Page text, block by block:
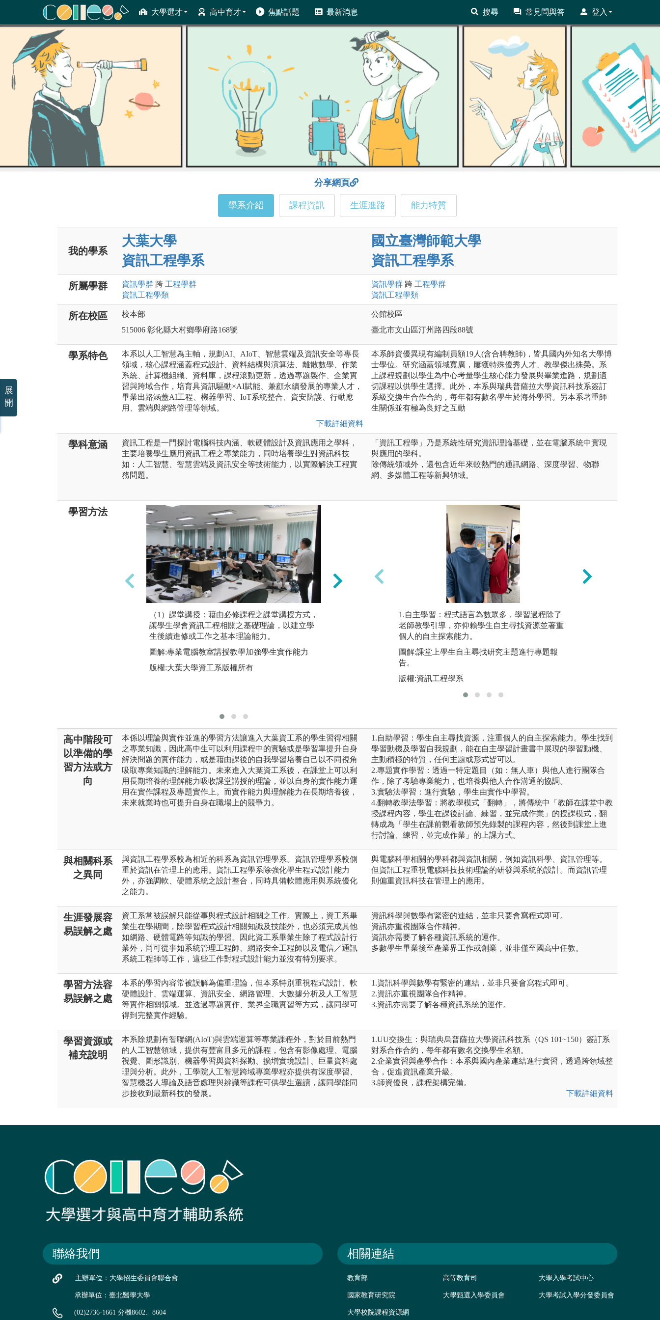
大學選才 高中育才 焦點話題 最新消息 搜尋 常見問與答 登入
ColleGo! 大學選才與高中育才輔助系統
分享網頁
學系介紹 課程資訊 生涯進路 能力特質
我的學系
大葉大學
資訊工程學系
國立臺灣師範大學
資訊工程學系
所屬學群 資訊學群 跨 工程學群
資訊工程學類
資訊學群 跨 工程學群
資訊工程學類
所在校區
校本部
515006 彰化縣大村鄉學府路168號
公館校區
臺北市文山區汀州路四段88號
學系特色
本系以人工智慧為主軸，規劃AI、AIoT、智慧雲端及資訊安全等專長
領域，核心課程涵蓋程式設計、資料結構與演算法、離散數學、作業
系統、計算機組織、資料庫，課程滾動更新，透過專題製作、企業實
習與跨域合作，培育具資訊驅動×AI賦能、兼顧永續發展的專業人才，
畢業出路涵蓋AI工程、機器學習、IoT系統整合、資安防護、行動應
用、雲端與網路管理等領域。
下載詳細資料
本系師資優異現有編制員額19人(含合聘教師)，皆具國內外知名大學博
士學位。研究涵蓋領域寬廣，屢獲特殊優秀人才、教學傑出殊榮。系
上課程規劃以學生為中心考量學生核心能力發展與畢業進路，規劃適
切課程以供學生選擇。此外，本系與瑞典普薩拉大學資訊科技系簽訂
系級交換生合作合約，每年都有數名學生於海外學習。另本系著重師
生關係並有極為良好之互動
學科意涵
資訊工程是一門探討電腦科技內涵、軟硬體設計及資訊應用之學科，
主要培養學生應用資訊工程之專業能力，同時培養學生對資訊科技
如：人工智慧、智慧雲端及資訊安全等技術能力，以實際解決工程實
務問題。
「資訊工程學」乃是系統性研究資訊理論基礎，並在電腦系統中實現
與應用的學科。
除傳統領域外，還包含近年來較熱門的通訊網路、深度學習、物聯
網、多媒體工程等新興領域。
學習方法
（1）課堂講授：藉由必修課程之課堂講授方式，
讓學生學會資訊工程相關之基礎理論，以建立學
生後續進修或工作之基本理論能力。
圖解:專業電腦教室講授教學加強學生實作能力
版權:大葉大學資工系版權所有
（2）實作學習：透過實習課程與專題實作，讓學
生經由實際動手練習以獲得實務經驗，並驗證習
得之相關課程理論。
圖解:鼓勵學生參與競賽活動加強實務經驗
版權:大葉大學資工系版權所有
1.自主學習：程式語言為數眾多，學習過程除了
老師教學引導，亦仰賴學生自主尋找資源並著重
個人的自主探索能力。
圖解:課堂上學生自主尋找研究主題進行專題報
告。
版權:資訊工程學系
高中階段可
以準備的學
習方法或方
向
本係以理論與實作並進的學習方法讓進入大葉資工系的學生習得相關
之專業知識，因此高中生可以利用課程中的實驗或是學習單提升自身
解決問題的實作能力，或是藉由課後的自我學習培養自己以不同視角
吸取專業知識的理解能力。未來進入大葉資工系後，在課堂上可以利
用長期培養的理解能力吸收課堂講授的理論，並以自身的實作能力運
用在實作課程及專題實作上。而實作能力與理解能力在長期培養後，
未來就業時也可提升自身在職場上的競爭力。
1.自助學習：學生自主尋找資源，注重個人的自主探索能力。學生找到
學習動機及學習自我規劃，能在自主學習計畫書中展現的學習動機、
主動積極的特質，任何主題或形式皆可以。
2.專題實作學習：透過一特定題目（如：無人車）與他人進行團隊合
作，除了考驗專業能力，也培養與他人合作溝通的協調。
3.實驗法學習：進行實驗，學生由實作中學習。
4.翻轉教學法學習：將教學模式「翻轉」，將傳統中「教師在課堂中教
授課程內容，學生在課後討論、練習，並完成作業」的授課模式，翻
轉成為「學生在課前觀看教師預先錄製的課程內容，然後到課堂上進
行討論、練習，並完成作業」的上課方式。
與相關科系
之異同
與資訊工程學系較為相近的科系為資訊管理學系。資訊管理學系較側
重於資訊在管理上的應用。資訊工程學系除強化學生程式設計能力
外，亦強調軟、硬體系統之設計整合，同時具備軟體應用與系統優化
之能力。
與電腦科學相關的學科都與資訊相關，例如資訊科學、資訊管理等。
但資訊工程重視電腦科技技術理論的研發與系統的設計。而資訊管理
則偏重資訊科技在管理上的應用。
生涯發展容
易誤解之處
資工系常被誤解只能從事與程式設計相關之工作。實際上，資工系畢
業生在學期間，除學習程式設計相關知識及技能外，也必須完成其他
如網路、硬體電路等知識的學習。因此資工系畢業生除了程式設計行
業外，尚可從事如系統管理工程師、網路安全工程師以及電信／通訊
系統工程師等工作，這些工作對程式設計能力並沒有特別要求。
資訊科學與數學有緊密的連結，並非只要會寫程式即可。
資訊亦重視團隊合作精神。
資訊亦需要了解各種資訊系統的運作。
多數學生畢業後至產業界工作或創業，並非僅至國高中任教。
學習方法容
易誤解之處
本系的學習內容常被誤解為偏重理論，但本系特別重視程式設計、軟
硬體設計、雲端運算、資訊安全、網路管理、大數據分析及人工智慧
等實作相關領域。並透過專題實作、業界全職實習等方式，讓同學可
得到完整實作經驗。
1.資訊科學與數學有緊密的連結，並非只要會寫程式即可。
2.資訊亦重視團隊合作精神。
3.資訊亦需要了解各種資訊系統的運作。
學習資源或
補充說明
本系除規劃有智聯網(AIoT)與雲端運算等專業課程外，對於目前熱門
的人工智慧領域，提供有豐富且多元的課程，包含有影像處理、電腦
視覺、圖形識別、機器學習與資料探勘、擴增實境設計、巨量資料處
理與分析。此外，工學院人工智慧跨域專業學程亦提供有深度學習、
智慧機器人導論及語音處理與辨識等課程可供學生選讀，讓同學能同
步接收到最新科技的發展。
1.UU交換生：與瑞典烏普薩拉大學資訊科技系（QS 101~150）簽訂系
對系合作合約，每年都有數名交換學生名額。
2.企業實習與產學合作：本系與國內產業連結進行實習，透過跨領域整
合，促進資訊產業升級。
3.師資優良，課程架構完備。
下載詳細資料
聯絡我們
主辦單位：大學招生委員會聯合會
承辦單位：臺北醫學大學
(02)2736-1661 分機8602、8604
相關連結
教育部 高等教育司 大學入學考試中心
國家教育研究院 大學甄選入學委員會 大學考試入學分發委員會
大學校院課程資源網
展
開